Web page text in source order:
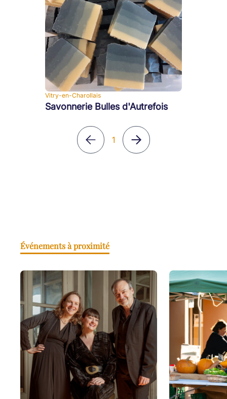
Vitry-en-Charollais
Savonnerie Bulles d'Autrefois
1
Événements à proximité